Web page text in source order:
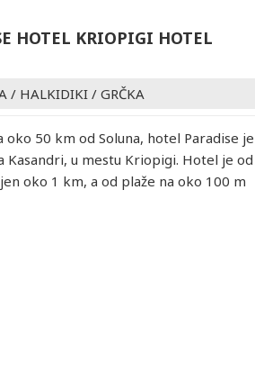
HOTEL KRIOPIGI HOTEL
/ HALKIDIKI / GRČKA
oko 50 km od Soluna, hotel Paradise je
Kasandri, u mestu Kriopigi. Hotel je
oko 1 km, a od plaže na oko 100 m